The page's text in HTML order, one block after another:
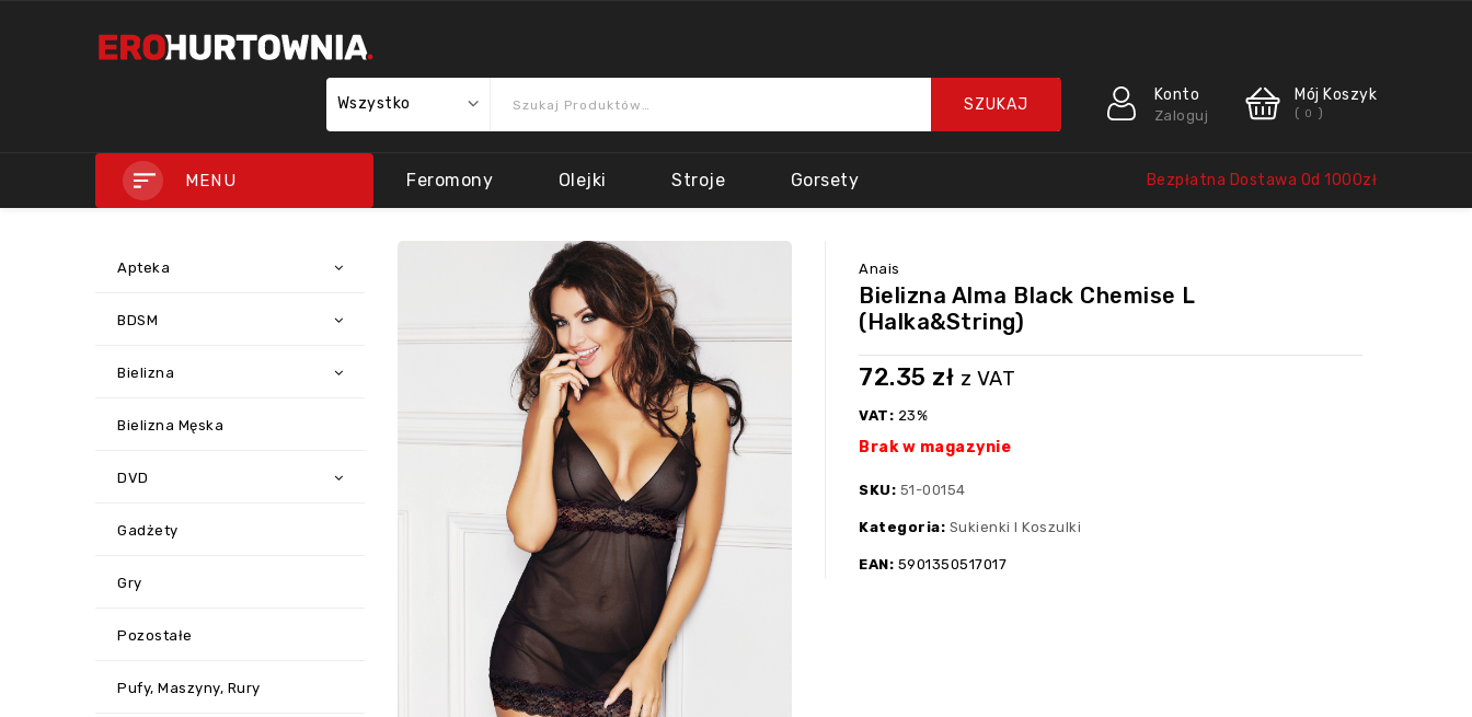
Wszystko Konto
Zaloguj
Mój Koszyk
( 0 )
MENU Feromony Olejki Stroje Gorsety Bezpłatna Dostawa Od 1000zł
Apteka
BDSM
Bielizna
Bielizna Męska
DVD
Gadżety
Gry
Pozostałe
Pufy, Maszyny, Rury
Anais
Bielizna Alma Black Chemise L
(halka&string)
72.35 zł z VAT
VAT: 23%
Brak w magazynie
SKU: 51-00154
Kategoria: Sukienki I Koszulki
EAN: 5901350517017